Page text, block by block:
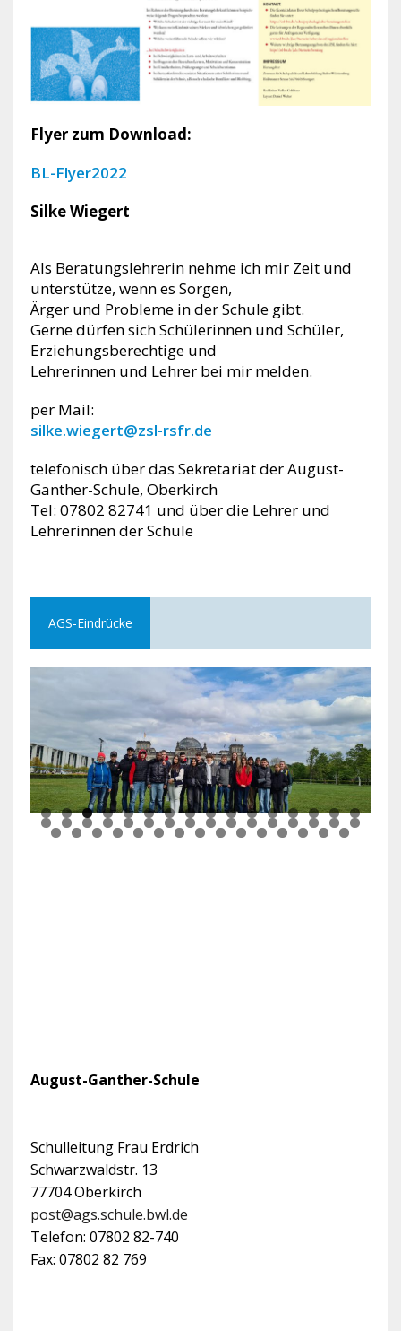
Flyer zum Download:
BL-Flyer2022
Silke Wiegert
Als Beratungslehrerin nehme ich mir Zeit und
unterstütze, wenn es Sorgen,
Ärger und Probleme in der Schule gibt.
Gerne dürfen sich Schülerinnen und Schüler,
Erziehungsberechtige und
Lehrerinnen und Lehrer bei mir melden.
per Mail:
silke.wiegert@zsl-rsfr.de
telefonisch über das Sekretariat der August-
Ganther-Schule, Oberkirch
Tel: 07802 82741 und über die Lehrer und
Lehrerinnen der Schule
AGS-Eindrücke
August-Ganther-Schule
Schulleitung Frau Erdrich
Schwarzwaldstr. 13
77704 Oberkirch
post@ags.schule.bwl.de
Telefon: 07802 82-740
Fax: 07802 82 769